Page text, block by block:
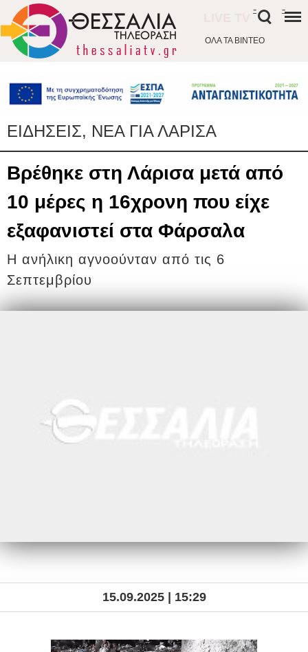
ΟΛΑ ΤΑ ΒΙΝΤΕΟ
- -
ΕΙΔΗΣΕΙΣ, ΝΕΑ ΓΙΑ ΛΑΡΙΣΑ
Βρέθηκε στη Λάρισα μετά από
10 μέρες η 16χρονη που είχε
εξαφανιστεί στα Φάρσαλα
Η ανήλικη αγνοούνταν από τις 6
Σεπτεμβρίου
15.09.2025 | 15:29